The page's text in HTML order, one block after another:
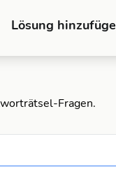
Lösung
Fragen.